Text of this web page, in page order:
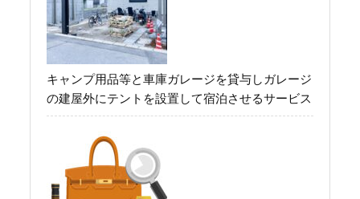
キャンプ用品等と車庫ガレージを貸与しガレージ
の建屋外にテントを設置して宿泊させるサービス